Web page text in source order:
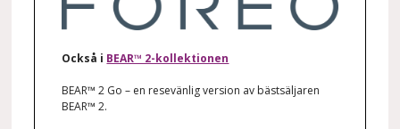
Också i BEAR™ 2-kollektionen
BEAR™ 2 Go – en resevänlig version av bästsäljaren
BEAR™ 2.